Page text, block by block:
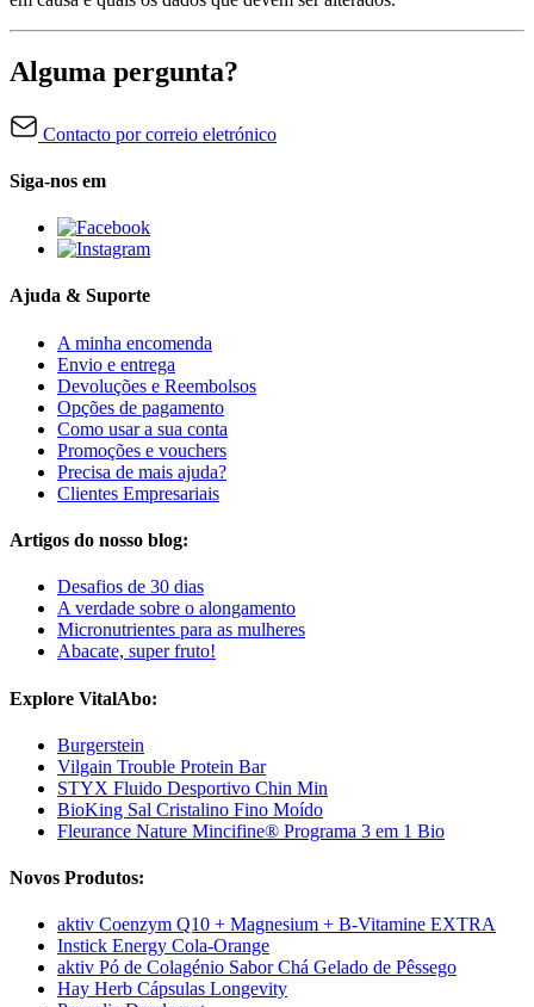
Alguma pergunta?
Contacto por correio eletrónico
Siga-nos em
Ajuda & Suporte
A minha encomenda
Envio e entrega
Devoluções e Reembolsos
Opções de pagamento
Como usar a sua conta
Promoções e vouchers
Precisa de mais ajuda?
Clientes Empresariais
Artigos do nosso blog:
Desafios de 30 dias
A verdade sobre o alongamento
Micronutrientes para as mulheres
Abacate, super fruto!
Explore VitalAbo:
Burgerstein
Vilgain Trouble Protein Bar
STYX Fluido Desportivo Chin Min
BioKing Sal Cristalino Fino Moído
Fleurance Nature Mincifine® Programa 3 em 1 Bio
Novos Produtos:
aktiv Coenzym Q10 + Magnesium + B-Vitamine EXTRA
Instick Energy Cola-Orange
aktiv Pó de Colagénio Sabor Chá Gelado de Pêssego
Hay Herb Cápsulas Longevity